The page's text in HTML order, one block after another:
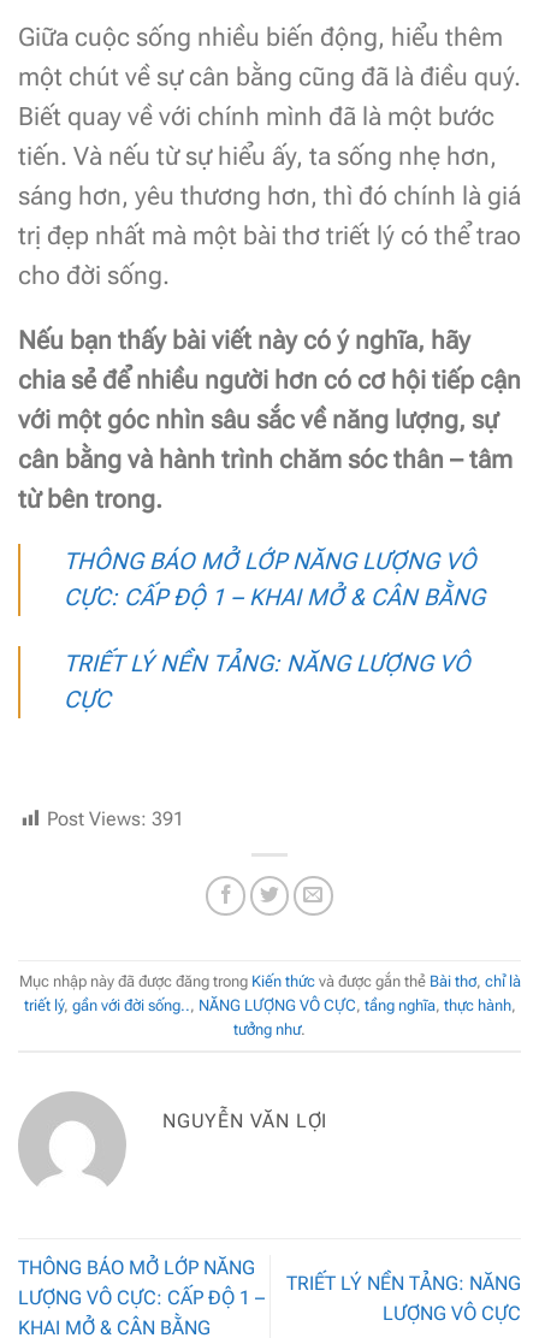
Giữa cuộc sống nhiều biến động, hiểu thêm
một chút về sự cân bằng cũng đã là điều quý.
Biết quay về với chính mình đã là một bước
tiến. Và nếu từ sự hiểu ấy, ta sống nhẹ hơn,
sáng hơn, yêu thương hơn, thì đó chính là giá
trị đẹp nhất mà một bài thơ triết lý có thể trao
cho đời sống.
Nếu bạn thấy bài viết này có ý nghĩa, hãy
chia sẻ để nhiều người hơn có cơ hội tiếp cận
với một góc nhìn sâu sắc về năng lượng, sự
cân bằng và hành trình chăm sóc thân – tâm
từ bên trong.
THÔNG BÁO MỞ LỚP NĂNG LƯỢNG VÔ
CỰC: CẤP ĐỘ 1 – KHAI MỞ & CÂN BẰNG
TRIẾT LÝ NỀN TẢNG: NĂNG LƯỢNG VÔ
CỰC
Post Views: 391
Mục nhập này đã được đăng trong Kiến thứcvà được gắn thẻ Bài thơ, chỉ là
triết lý, gần với đời sống.., NĂNG LƯỢNG VÔ CỰC, tầng nghĩa, thực hành,
tưởng như.
NGUYỄN VĂN LỢI
THÔNG BÁO MỞ LỚP NĂNG
LƯỢNG VÔ CỰC: CẤP ĐỘ 1 –
KHAI MỞ & CÂN BẰNG
TRIẾT LÝ NỀN TẢNG: NĂNG
LƯỢNG VÔ CỰC